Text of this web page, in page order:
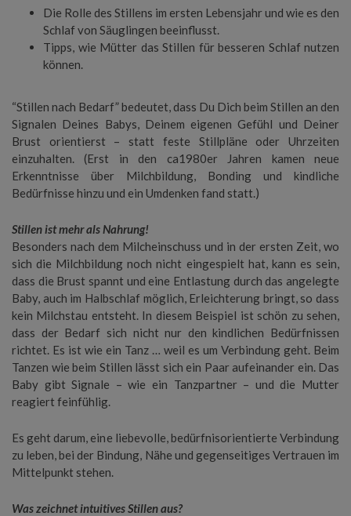
Die Rolle des Stillens im ersten Lebensjahr und wie es den
Schlaf von Säuglingen beeinflusst.
Tipps, wie Mütter das Stillen für besseren Schlaf nutzen
können.
“Stillen nach Bedarf” bedeutet, dass Du Dich beim Stillen an den
Signalen Deines Babys, Deinem eigenen Gefühl und Deiner
Brust orientierst – statt feste Stillpläne oder Uhrzeiten
einzuhalten. (Erst in den ca1980er Jahren kamen neue
Erkenntnisse über Milchbildung, Bonding und kindliche
Bedürfnisse hinzu und ein Umdenken fand statt.)
Stillen ist mehr als Nahrung!
Besonders nach dem Milcheinschuss und in der ersten Zeit, wo
sich die Milchbildung noch nicht eingespielt hat, kann es sein,
dass die Brust spannt und eine Entlastung durch das angelegte
Baby, auch im Halbschlaf möglich, Erleichterung bringt, so dass
kein Milchstau entsteht. In diesem Beispiel ist schön zu sehen,
dass der Bedarf sich nicht nur den kindlichen Bedürfnissen
richtet. Es ist wie ein Tanz … weil es um Verbindung geht. Beim
Tanzen wie beim Stillen lässt sich ein Paar aufeinander ein. Das
Baby gibt Signale – wie ein Tanzpartner – und die Mutter
reagiert feinfühlig.
Es geht darum, eine liebevolle, bedürfnisorientierte Verbindung
zu leben, bei der Bindung, Nähe und gegenseitiges Vertrauen im
Mittelpunkt stehen.
Was zeichnet intuitives Stillen aus?